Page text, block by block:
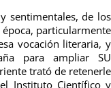
sentimentales, de los
época, particularmente
vocación literaria, y
para ampliar SU
trató de retenerle
Instituto Científico y